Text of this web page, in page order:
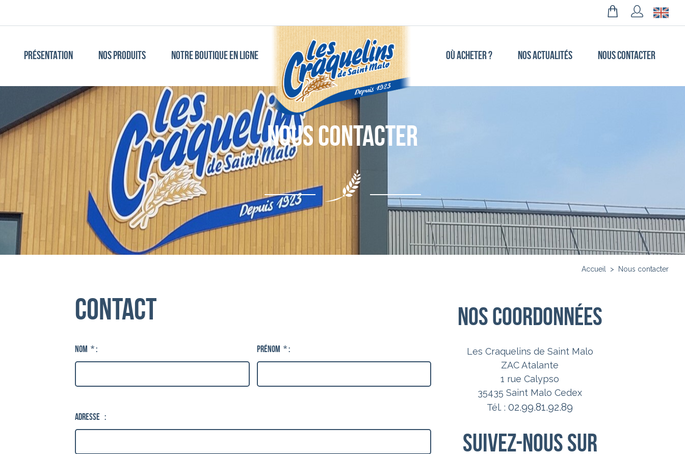
PRÉSENTATION NOS PRODUITS NOTRE BOUTIQUE EN LIGNE OÙ ACHETER ? NOS ACTUALITÉS NOUS CONTACTER
Nous contacter
Accueil > Nous contacter
Contact
*: *:
:
Nos coordonnées
Les Craquelins de Saint Malo
ZAC Atalante
1 rue Calypso
35435 Saint Malo Cedex
Tél. :02.99.81.92.89
Suivez-nous sur